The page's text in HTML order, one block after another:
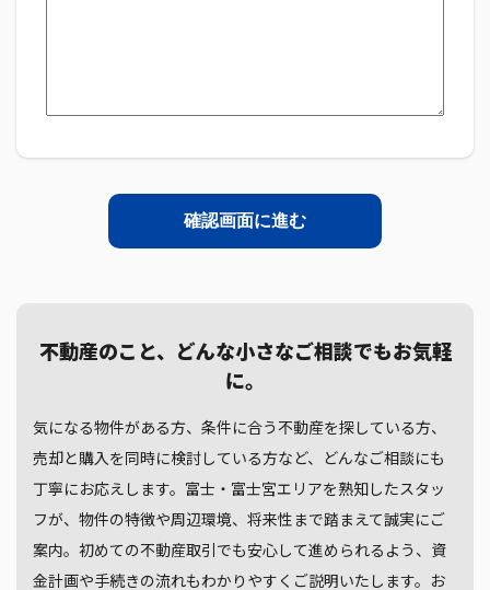
不動産のこと、どんな小さなご相談でもお気軽
に。
気になる物件がある方、条件に合う不動産を探している方、
売却と購入を同時に検討している方など、どんなご相談にも
丁寧にお応えします。富士・富士宮エリアを熟知したスタッ
フが、物件の特徴や周辺環境、将来性まで踏まえて誠実にご
案内。初めての不動産取引でも安心して進められるよう、資
金計画や手続きの流れもわかりやすくご説明いたします。お